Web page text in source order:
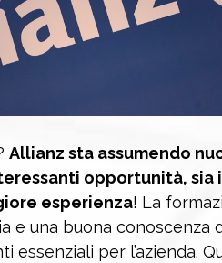
Allianz sta assumendo
opportunità, sia
esperienza! La
e una buona conoscenza
essenziali per l’azienda.